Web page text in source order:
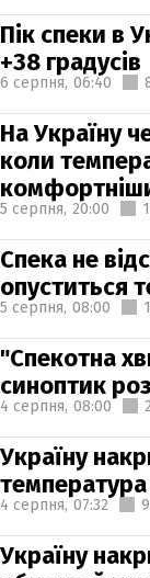
Пік спеки в
+38 градусів
6 серпня, 06:40
На Україну
коли
5 серпня, 20:00
Спека не
опуститься
5 серпня, 08:00
"Спекотна
синоптик
4 серпня, 08:00
Україну
температура
4 серпня, 07:32
Україну